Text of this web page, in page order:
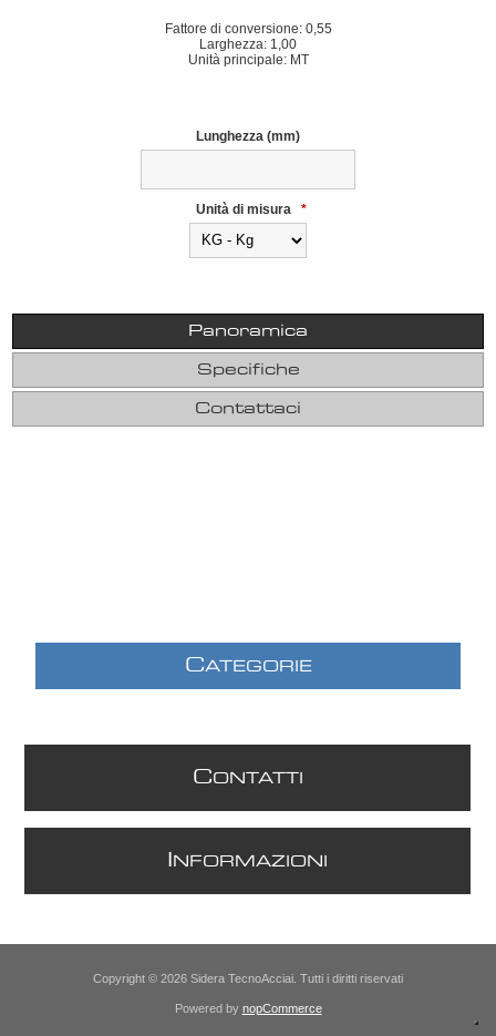
Fattore di conversione: 0,55
Larghezza: 1,00
Unità principale: MT
Lunghezza (mm)
Unità di misura *
Panoramica
Specifiche
Contattaci
CATEGORIE
CONTATTI
NFORMAZIONI
Copyright © 2026 Sidera TecnoAcciai. Tutti i diritti riservati
Powered by nopCommerce